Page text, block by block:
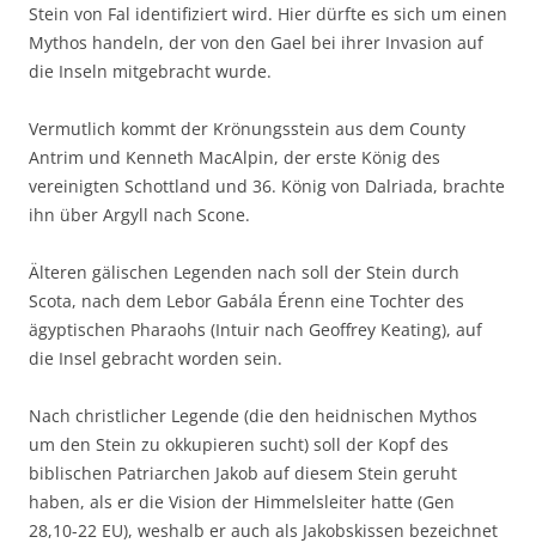
Stein von Fal identifiziert wird. Hier dürfte es sich um einen
Mythos handeln, der von den Gael bei ihrer Invasion auf
die Inseln mitgebracht wurde.
Vermutlich kommt der Krönungsstein aus dem County
Antrim und Kenneth MacAlpin, der erste König des
vereinigten Schottland und 36. König von Dalriada, brachte
ihn über Argyll nach Scone.
Älteren gälischen Legenden nach soll der Stein durch
Scota, nach dem Lebor Gabála Érenn eine Tochter des
ägyptischen Pharaohs (Intuir nach Geoffrey Keating), auf
die Insel gebracht worden sein.
Nach christlicher Legende (die den heidnischen Mythos
um den Stein zu okkupieren sucht) soll der Kopf des
biblischen Patriarchen Jakob auf diesem Stein geruht
haben, als er die Vision der Himmelsleiter hatte (Gen
28,10-22 EU), weshalb er auch als Jakobskissen bezeichnet